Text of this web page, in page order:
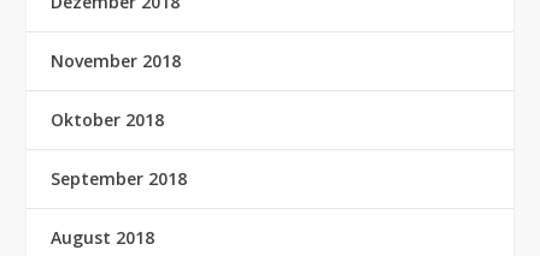
November 2018
Oktober 2018
September 2018
August 2018